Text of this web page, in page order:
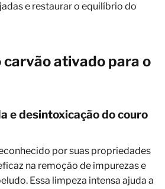
e restaurar o equilíbrio do
ativado para o
e desintoxicação do couro
por suas propriedades
na remoção de impurezas e
Essa limpeza intensa ajuda a